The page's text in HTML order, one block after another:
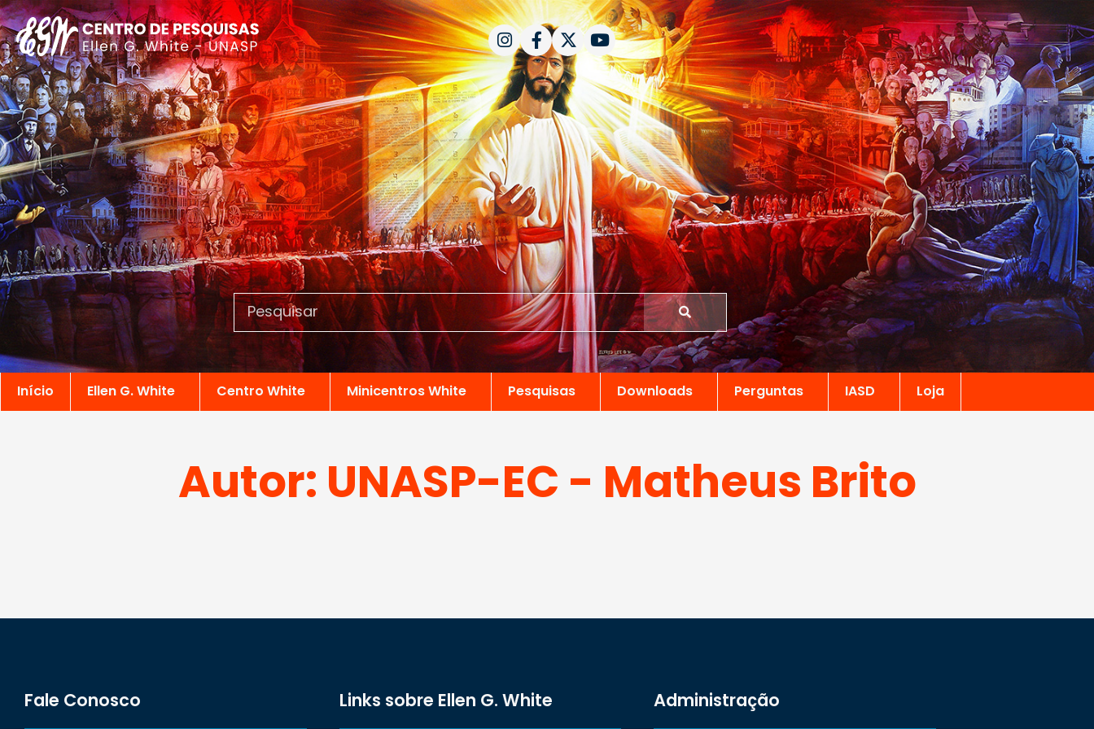
Início Ellen G. White Centro White Minicentros White Pesquisas Downloads Perguntas IASD Loja
Autor: UNASP-EC - Matheus Brito
Fale Conosco Links sobre Ellen G. White Administração